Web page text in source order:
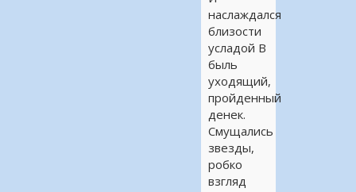
наслаждался
близости
усладой В
быль
уходящий,
пройденный
денек.
Смущались
звезды,
робко
взгляд